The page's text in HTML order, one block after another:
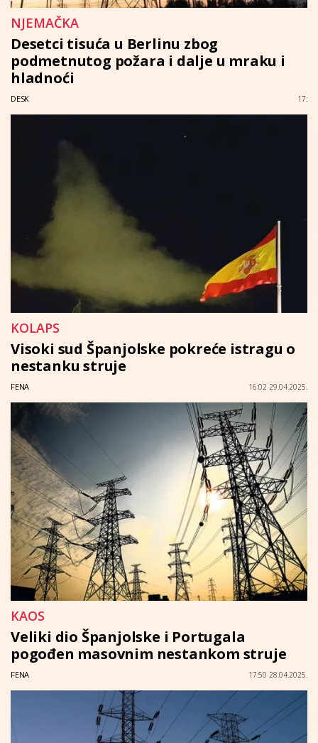
NJEMAČKA
Desetci tisuća u Berlinu zbog
podmetnutog požara i dalje u mraku i
hladnoći
DESK 17:
KOLAPS
Visoki sud Španjolske pokreće istragu o
nestanku struje
FENA 16:02 29.04.2025.
KAOS
Veliki dio Španjolske i Portugala
pogođen masovnim nestankom struje
FENA 17:50 28.04.2025.